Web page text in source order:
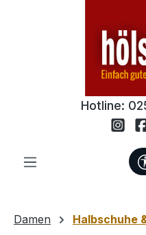
Hotline:
Damen Halbschuhe